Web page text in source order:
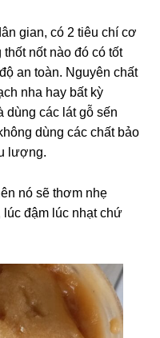
gian, có 2 tiêu chí cơ
nốt nào đó có tốt
an toàn. Nguyên chất
nha hay bất kỳ
dùng các lát gỗ sến
dùng các chất bảo
lượng.
nó sẽ thơm nhẹ
đậm lúc nhạt chứ